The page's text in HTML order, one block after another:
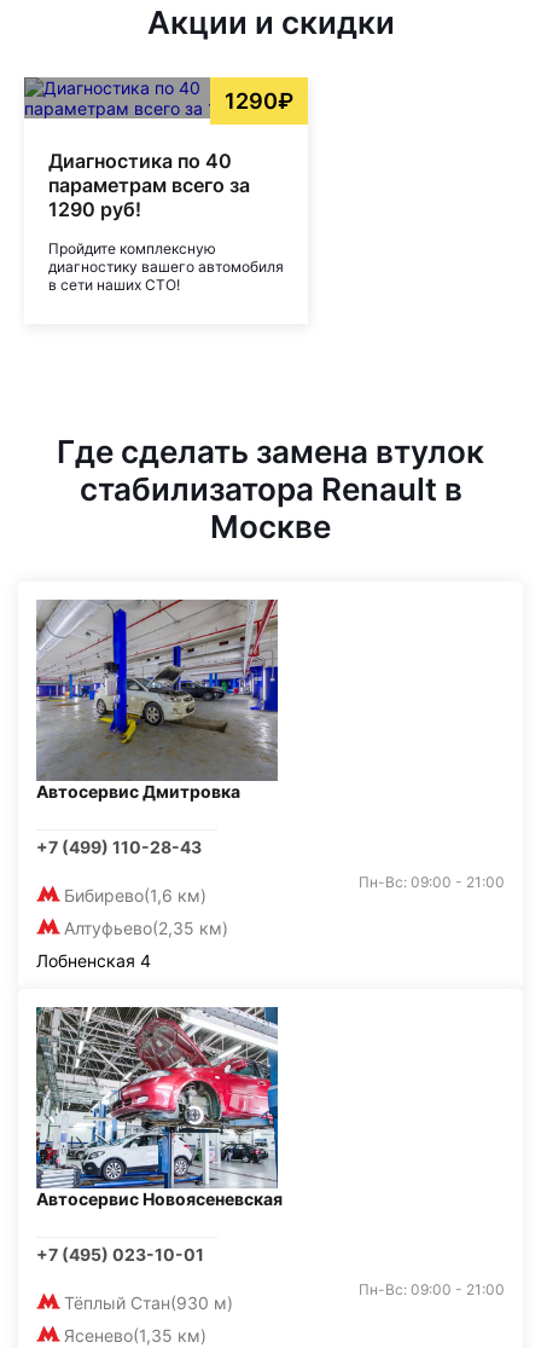
Акции и скидки
1290₽
Диагностика по 40
параметрам всего за
1290 руб!
Пройдите комплексную
диагностику вашего автомобиля
в сети наших СТО!
Где сделать замена втулок
стабилизатора Renault в
Москве
Автосервис Дмитровка
+7 (499) 110-28-43
Бибирево(1,6 км)
Алтуфьево(2,35 км)
Пн-Вс: 09:00 - 21:00
Лобненская 4
Автосервис Новоясеневская
+7 (495) 023-10-01
Тёплый Стан(930 м)
Ясенево(1,35 км)
Пн-Вс: 09:00 - 21:00